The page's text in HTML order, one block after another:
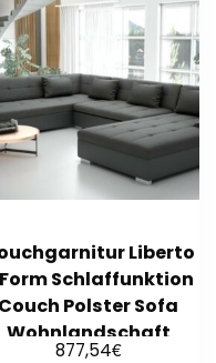
Liberto
Form Schlaffunktion
Couch Polster Sofa
Wohnlandschaft
877,54€